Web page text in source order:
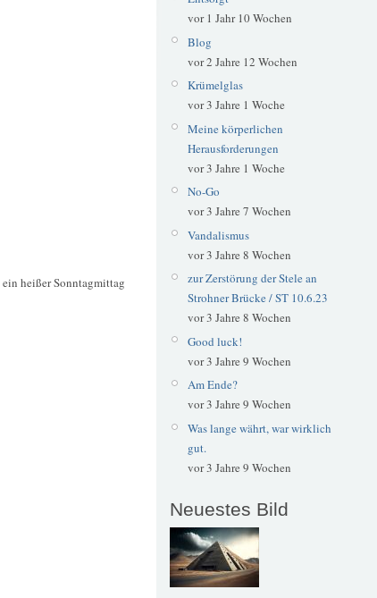
ein heißer Sonntagmittag
vor 1 Jahr 10 Wochen
Blog
vor 2 Jahre 12 Wochen
Krümelglas
vor 3 Jahre 1 Woche
Meine körperlichen
Herausforderungen
vor 3 Jahre 1 Woche
No-Go
vor 3 Jahre 7 Wochen
Vandalismus
vor 3 Jahre 8 Wochen
zur Zerstörung der Stele an
Strohner Brücke / ST 10.6.23
vor 3 Jahre 8 Wochen
Good luck!
vor 3 Jahre 9 Wochen
Am Ende?
vor 3 Jahre 9 Wochen
Was lange währt, war wirklich
gut.
vor 3 Jahre 9 Wochen
Neuestes Bild